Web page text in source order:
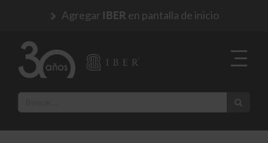
Agregar IBER en pantalla de inicio